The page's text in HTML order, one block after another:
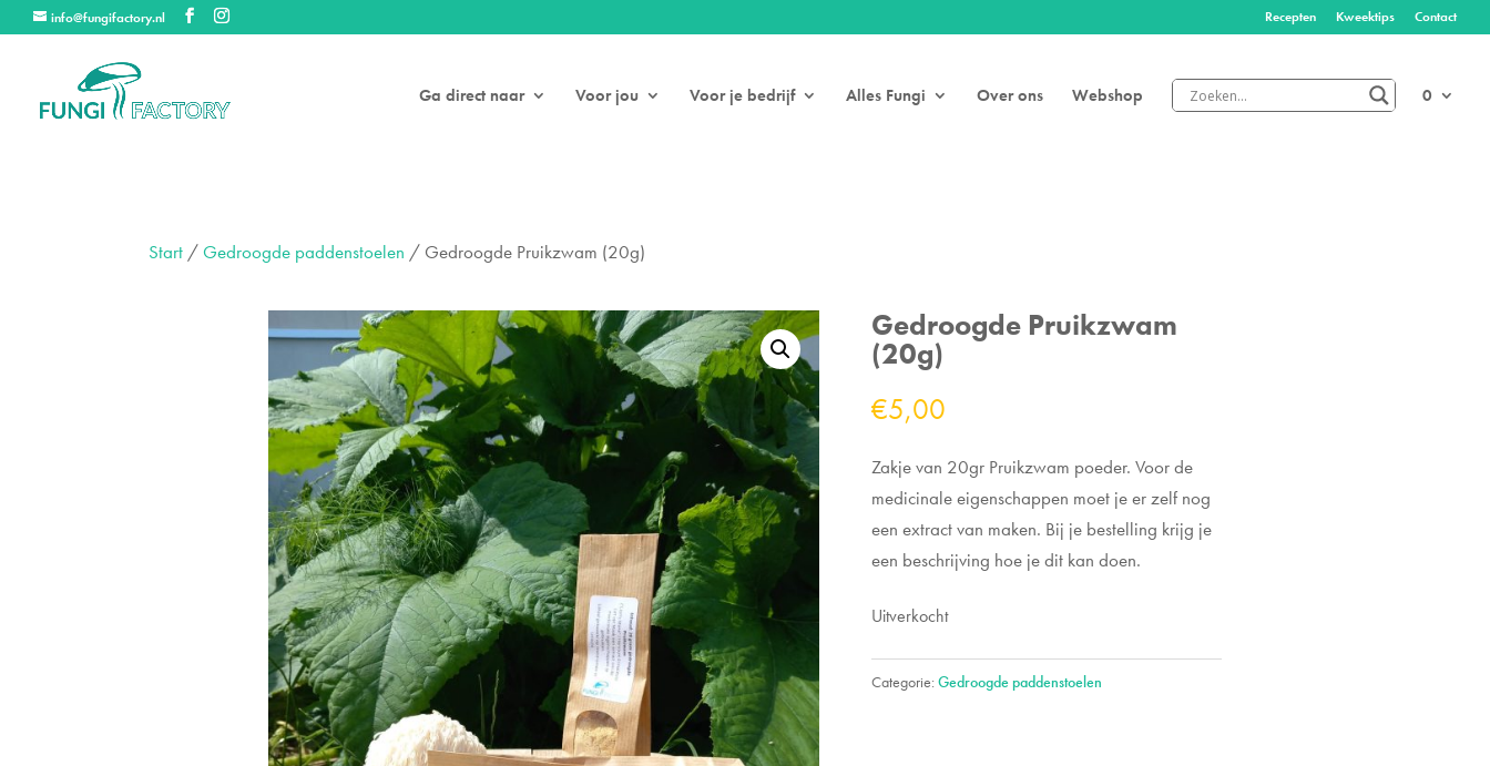
info@fungifactory.nl Recepten Kweektips Contact
Ga direct naar Voor jou Voor je bedrijf Alles Fungi Over ons Webshop 0
Start /Gedroogde paddenstoelen / Gedroogde Pruikzwam (20g)
Gedroogde Pruikzwam
(20g)
€5,00
Zakje van 20gr Pruikzwam poeder. Voor de
medicinale eigenschappen moet je er zelf nog
een extract van maken. Bij je bestelling krijg je
een beschrijving hoe je dit kan doen.
Uitverkocht
Categorie:Gedroogde paddenstoelen